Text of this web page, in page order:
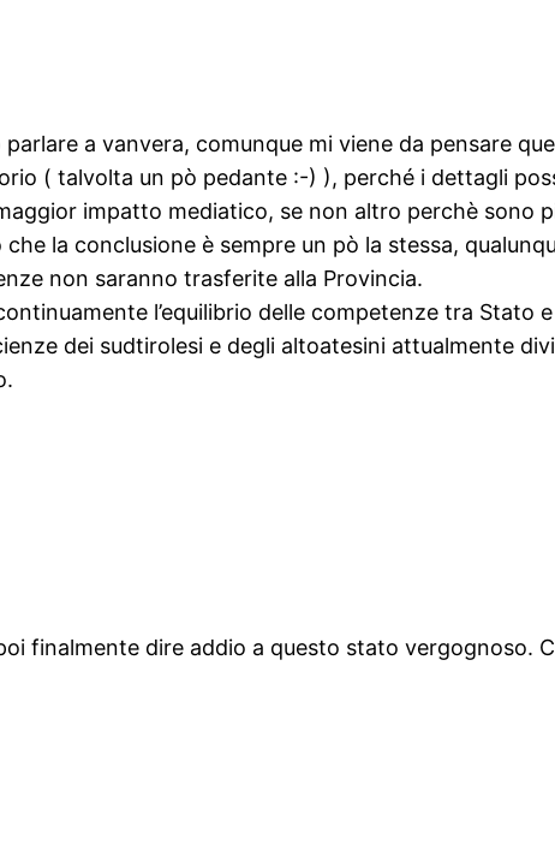
a vanvera, comunque mi viene da pensare
( talvolta un pò pedante :-) ), perché i dettagli
impatto mediatico, se non altro perchè sono
la conclusione è sempre un pò la stessa,
non saranno trasferite alla Provincia.
l’equilibrio delle competenze tra Stato
dei sudtirolesi e degli altoatesini attualmente
finalmente dire addio a questo stato vergognoso.